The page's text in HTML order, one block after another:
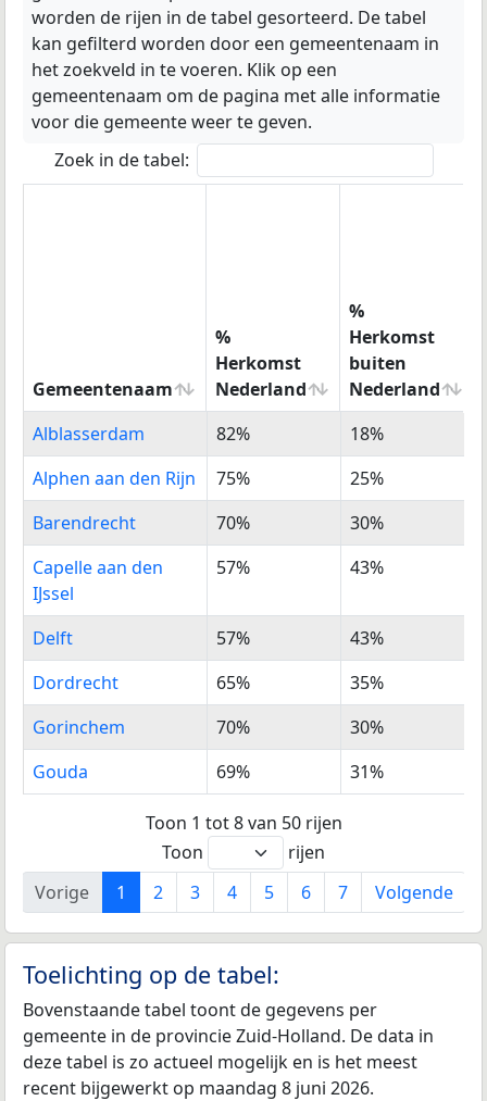
worden de rijen in de tabel gesorteerd. De tabel
kan gefilterd worden door een gemeentenaam in
het zoekveld in te voeren. Klik op een
gemeentenaam om de pagina met alle informatie
voor die gemeente weer te geven.
Zoek in de tabel:
Gemeentenaam
%
Herkomst
Nederland
%
Herkomst
buiten
Nederland
Gemeentenaam
%
Herkomst
Nederland
%
Herkomst
buiten
Nederland
Alblasserdam 82% 18%
Alphen aan den Rijn
75% 25%
Barendrecht
70% 30%
Capelle aan den
IJssel
57% 43%
Delft 57% 43%
Dordrecht
65% 35%
Gorinchem
70% 30%
Gouda
69% 31%
Toon 1 tot 8 van 50 rijen
Toon
rijen
Vorige
1 2 3 4 5 6 7 Volgende
Toelichting op de tabel:
Bovenstaande tabel toont de gegevens per
gemeente in de provincie Zuid-Holland. De data in
deze tabel is zo actueel mogelijk en is het meest
recent bijgewerkt op maandag 8 juni 2026.